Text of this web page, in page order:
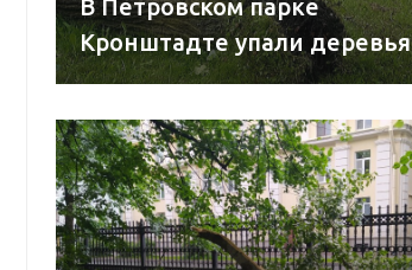
В Петровском парке
Кронштадте упали деревья